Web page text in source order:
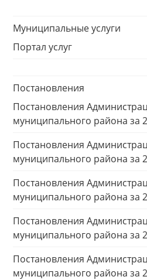
Муниципальные услуги
Портал услуг
Постановления
Постановления
муниципального района за
Постановления
муниципального района за
Постановления
муниципального района за
Постановления
муниципального района за
Постановления
муниципального района за